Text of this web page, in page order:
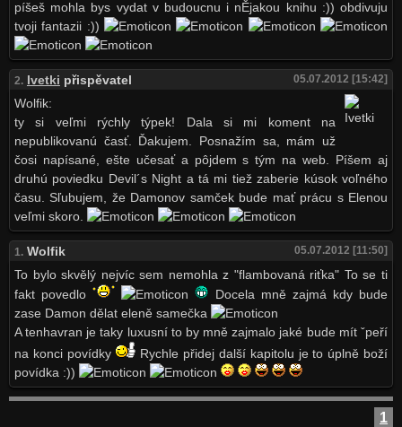
píšeš mohla bys vydat v budoucnu i nĚjakou knihu :)) obdivuju
tvoji fantazii :))
2. Ivetki přispěvatel 05.07.2012 [15:42]
Wolfik:
ty si veľmi rýchly týpek! Dala si mi koment na
nepublikovanú časť. Ďakujem. Posnažím sa, mám už
čosi napísané, ešte učesať a pôjdem s tým na web. Píšem aj
druhú poviedku Devil´s Night a tá mi tiež zaberie kúsok voľného
času. Sľubujem, že Damonov samček bude mať prácu s Elenou
veľmi skoro.
1.Wolfik 05.07.2012 [11:50]
To bylo skvělý nejvíc sem nemohla z "flambovaná riťka" To se ti
fakt povedlo
Docela mně zajmá kdy bude
zase Damon dělat eleně samečka
A tenhavran je taky luxusní to by mně zajmalo jaké bude mít ˇpeří
na konci povídky
Rychle přidej další kapitolu je to úplně boží
povídka :))
1